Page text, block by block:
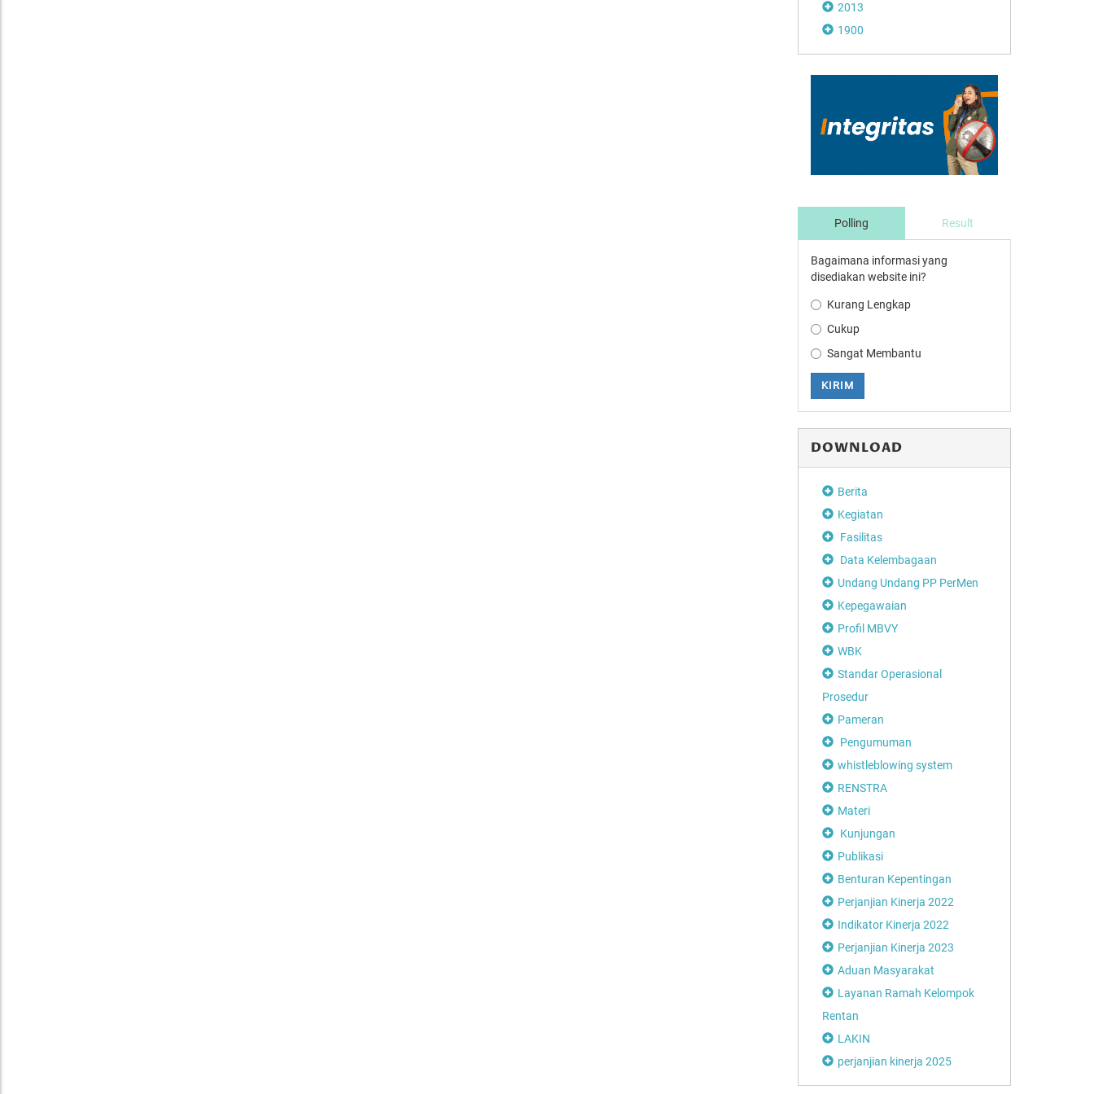
2013
1900
Polling Result
Bagaimana informasi yang
disediakan website ini?
Kurang Lengkap
Cukup
Sangat Membantu
KIRIM
DOWNLOAD
Berita
Kegiatan
Fasilitas
Data Kelembagaan
Undang Undang PP PerMen
Kepegawaian
Profil MBVY
WBK
Standar Operasional
Prosedur
Pameran
Pengumuman
whistleblowing system
RENSTRA
Materi
Kunjungan
Publikasi
Benturan Kepentingan
Perjanjian Kinerja 2022
Indikator Kinerja 2022
Perjanjian Kinerja 2023
Aduan Masyarakat
Layanan Ramah Kelompok
Rentan
LAKIN
perjanjian kinerja 2025